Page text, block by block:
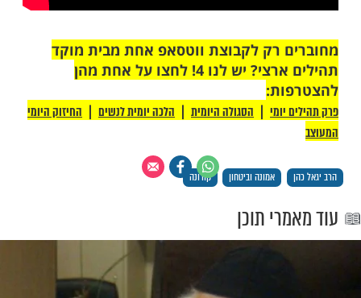
שאם כולנו נתאחד, ונגיד בכל יום עשרה פרקי
עם ישראל, להשמדת הקורונה מעם
תראו שמחר יגידו שיהיה פחות נדבקים
פחות נדבקים. הרופאים אומרים שזה יעלה
הוא יגיד זה ירד.